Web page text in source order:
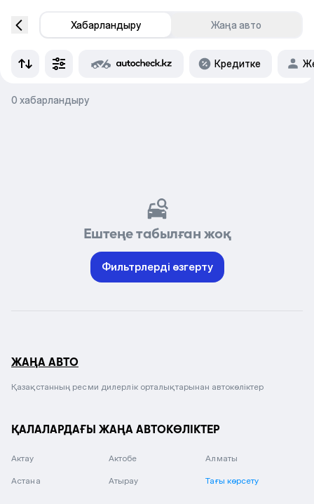
Хабарландыру Жаңа авто
Кредитке
0 хабарландыру
Ештеңе табылған жоқ
Фильтрлерді өзгерту
ЖАҢА АВТО
Қазақстанның ресми дилерлік орталықтарынан автокөліктер
ҚАЛАЛАРДАҒЫ ЖАҢА АВТОКӨЛІКТЕР
Актау Актобе Алматы
Астана Атырау Тағы көрсету